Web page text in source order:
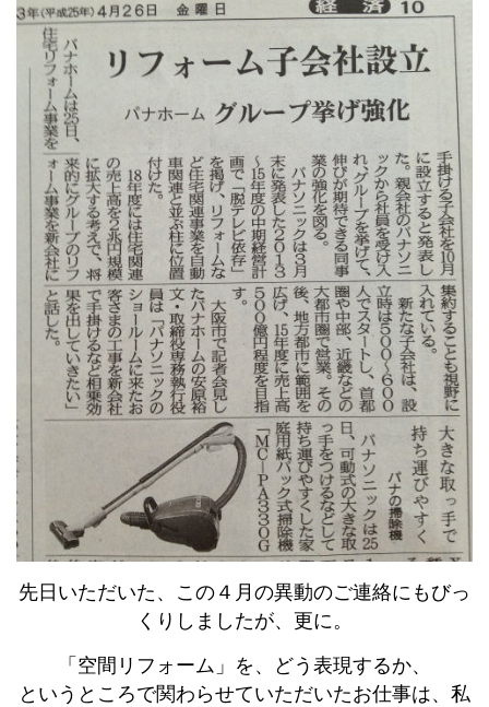
先日いただいた、この４月の異動のご連絡にもびっ
くりしましたが、更に。
「空間リフォーム」を、どう表現するか、
というところで関わらせていただいたお仕事は、私